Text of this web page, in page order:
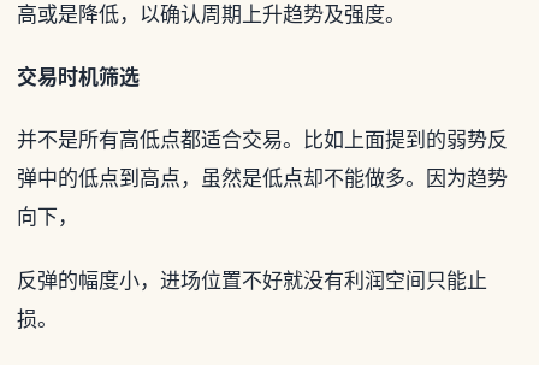
高或是降低，以确认周期上升趋势及强度。
交易时机筛选
并不是所有高低点都适合交易。比如上面提到的弱势反
弹中的低点到高点，虽然是低点却不能做多。因为趋势
向下，
反弹的幅度小，进场位置不好就没有利润空间只能止
损。